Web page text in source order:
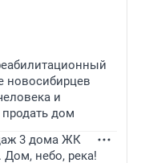
новосибирцев
и
дом
3 дома ЖК
Дом, небо, река!